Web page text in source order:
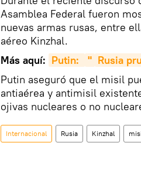
Asamblea Federal fueron
nuevas armas rusas, entre
aéreo Kinzhal.
Más aquí: Putin: " Rusia
Putin aseguró que el misil
antiaérea y antimisil
ojivas nucleares o no
Internacional Rusia Kinzhal